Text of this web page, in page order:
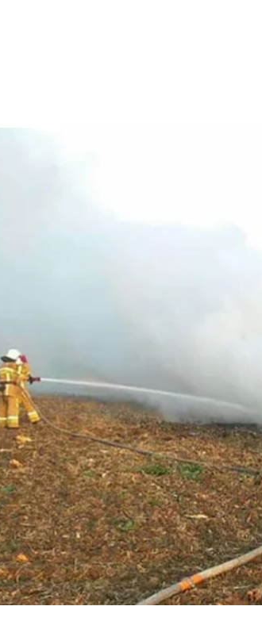
крушения вертолета
пожаре вертолета частного
и авиатехник. Они погибли.
об аварии и в 6:35
по расследованию авиационных